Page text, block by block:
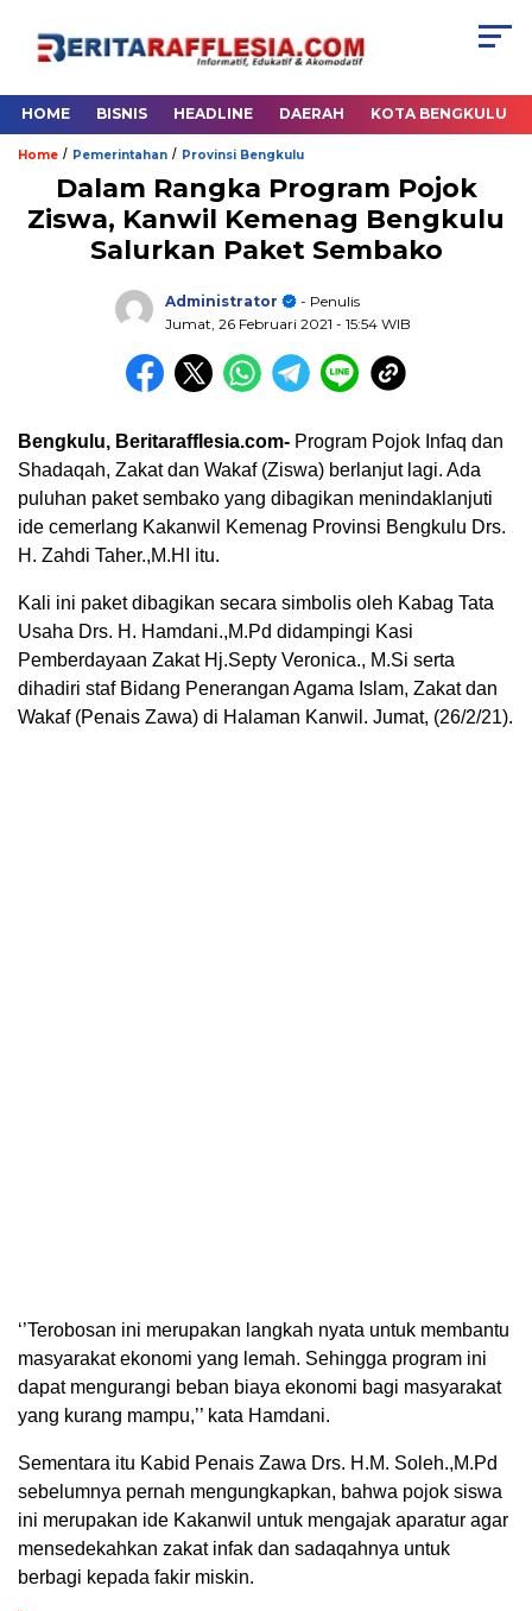
HOME BISNIS HEADLINE DAERAH KOTA BENGKULU
Home / Pemerintahan / Provinsi Bengkulu
Dalam Rangka Program Pojok
Ziswa, Kanwil Kemenag Bengkulu
Salurkan Paket Sembako
Administrator
- Penulis
Jumat, 26 Februari 2021 - 15:54 WIB
Bengkulu, Beritarafflesia.com- Program Pojok Infaq dan
Shadaqah, Zakat dan Wakaf (Ziswa) berlanjut lagi. Ada
puluhan paket sembako yang dibagikan menindaklanjuti
ide cemerlang Kakanwil Kemenag Provinsi Bengkulu Drs.
H. Zahdi Taher.,M.HI itu.
Kali ini paket dibagikan secara simbolis oleh Kabag Tata
Usaha Drs. H. Hamdani.,M.Pd didampingi Kasi
Pemberdayaan Zakat Hj.Septy Veronica., M.Si serta
dihadiri staf Bidang Penerangan Agama Islam, Zakat dan
Wakaf (Penais Zawa) di Halaman Kanwil. Jumat, (26/2/21).
‘’Terobosan ini merupakan langkah nyata untuk membantu
masyarakat ekonomi yang lemah. Sehingga program ini
dapat mengurangi beban biaya ekonomi bagi masyarakat
yang kurang mampu,’’ kata Hamdani.
Sementara itu Kabid Penais Zawa Drs. H.M. Soleh.,M.Pd
sebelumnya pernah mengungkapkan, bahwa pojok siswa
ini merupakan ide Kakanwil untuk mengajak aparatur agar
mensedekahkan zakat infak dan sadaqahnya untuk
berbagi kepada fakir miskin.